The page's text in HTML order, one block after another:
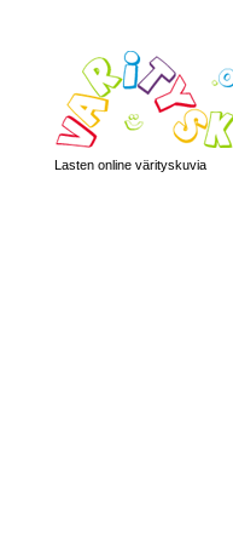
Lasten online värityskuvia